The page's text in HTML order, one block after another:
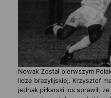
Nowak Został pierwszym
lidze brazylijskiej. Krzysztof
jednak piłkarski los sprawił,